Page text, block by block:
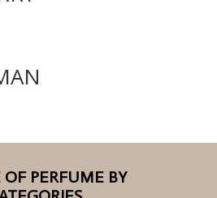
OF PERFUME BY